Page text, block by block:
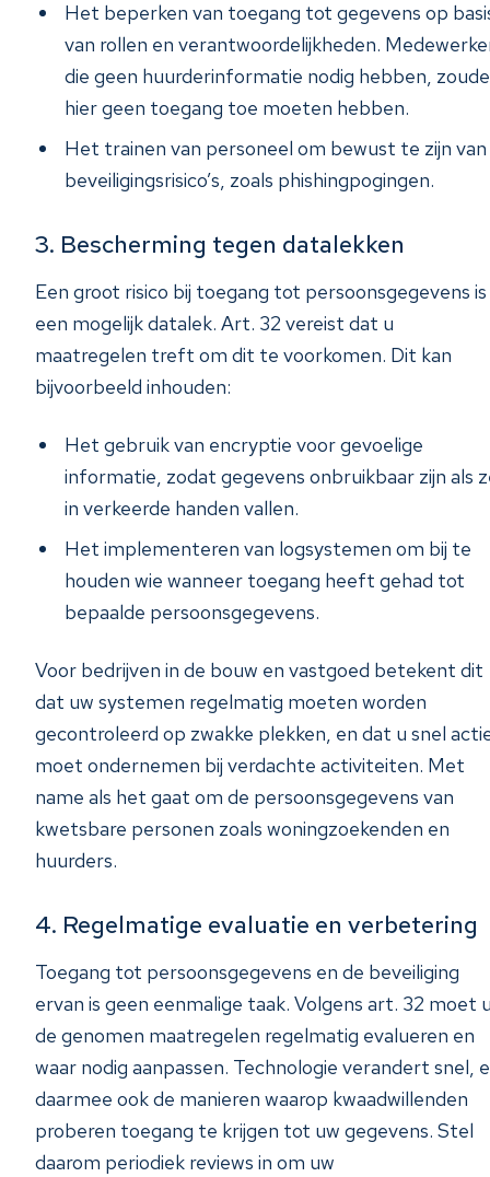
Het beperken van toegang tot gegevens op
van rollen en verantwoordelijkheden.
die geen huurderinformatie nodig hebben,
hier geen toegang toe moeten hebben.
Het trainen van personeel om bewust te zijn van
beveiligingsrisico’s, zoals phishingpogingen.
3. Bescherming tegen datalekken
Een groot risico bij toegang tot persoonsgegevens is
een mogelijk datalek. Art. 32 vereist dat u
maatregelen treft om dit te voorkomen. Dit kan
bijvoorbeeld inhouden:
Het gebruik van encryptie voor gevoelige
informatie, zodat gegevens onbruikbaar zijn als
in verkeerde handen vallen.
Het implementeren van logsystemen om bij te
houden wie wanneer toegang heeft gehad tot
bepaalde persoonsgegevens.
Voor bedrijven in de bouw en vastgoed betekent dit
dat uw systemen regelmatig moeten worden
gecontroleerd op zwakke plekken, en dat u snel
moet ondernemen bij verdachte activiteiten. Met
name als het gaat om de persoonsgegevens van
kwetsbare personen zoals woningzoekenden en
huurders.
4. Regelmatige evaluatie en verbetering
Toegang tot persoonsgegevens en de beveiliging
ervan is geen eenmalige taak. Volgens art. 32 moet
de genomen maatregelen regelmatig evalueren en
waar nodig aanpassen. Technologie verandert snel,
daarmee ook de manieren waarop kwaadwillenden
proberen toegang te krijgen tot uw gegevens. Stel
daarom periodiek reviews in om uw